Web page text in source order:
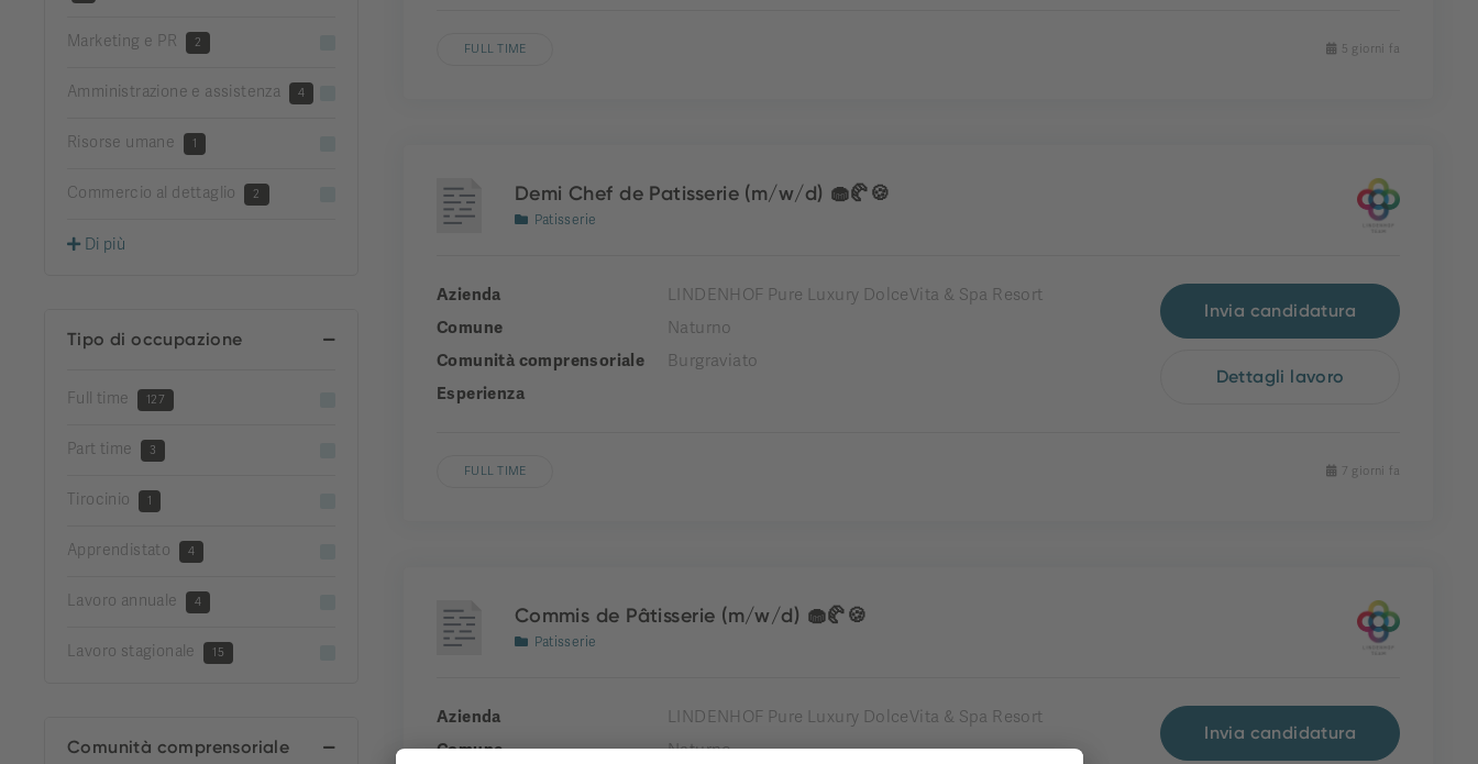
Marketing e PR 2
Amministrazione e assistenza 4
Risorse umane 1
Commercio al dettaglio 2
Di più
Tipo di occupazione
Full time 127
Part time 3
Tirocinio 1
Apprendistato 4
Lavoro annuale 4
Lavoro stagionale 15
Comunità comprensoriale
FULL TIME 5 giorni fa
Demi Chef de Patisserie (m/w/d) 🧁🥐🍪
Patisserie
Azienda
LINDENHOF Pure Luxury DolceVita & Spa Resort
Comune
Naturno
Comunità comprensoriale
Burgraviato
Esperienza
Invia candidatura
Dettagli lavoro
FULL TIME 7 giorni fa
Commis de Pâtisserie (m/w/d) 🧁🥐🍪
Patisserie
Azienda
LINDENHOF Pure Luxury DolceVita & Spa Resort
Comune
Naturno
Invia candidatura